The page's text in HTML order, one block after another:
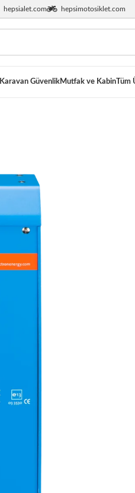
hepsialet.com hepsimotosiklet.com
Karavan GüvenlikMutfak ve KabinTüm